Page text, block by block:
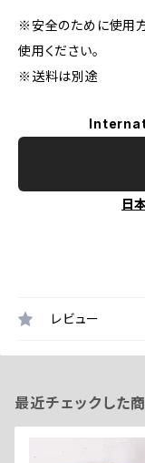
※安全のために使用方
使用ください。
※送料は別途
日
レビュー
最近チェックした